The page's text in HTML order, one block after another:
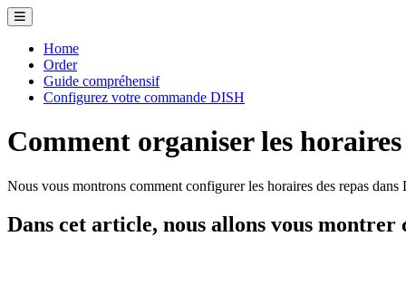
Home
Order
Guide compréhensif
Configurez votre commande DISH
Comment organiser les horaires
Nous vous montrons comment configurer les horaires des repas dans
Dans cet article, nous allons vous